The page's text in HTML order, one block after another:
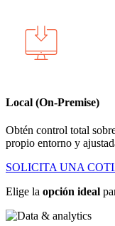
Local (On-Premise)
Obtén control total
propio entorno y
SOLICITA UNA
Elige la opción ideal